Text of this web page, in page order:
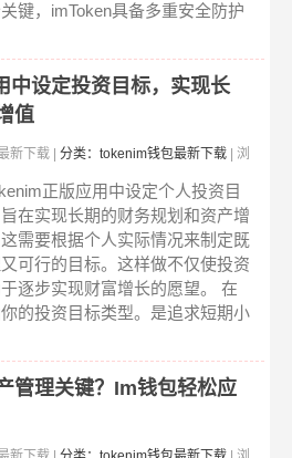
键，imToken具备多重安全防护
设定投资目标，实现长
值
新下载 | 分类：tokenim钱包最新下载 | 浏
正版应用中设定个人投资目
在实现长期的财务规划和资产增
需要根据个人实际情况来制定既
可行的目标。这样做不仅使投资
逐步实现财富增长的愿望。 在
的投资目标类型。是追求短期小
管理关键？Im钱包轻松应